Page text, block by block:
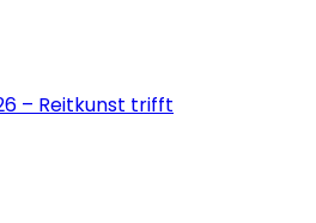
– Reitkunst trifft